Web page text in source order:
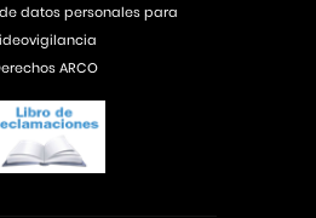
datos personales para
ARCO